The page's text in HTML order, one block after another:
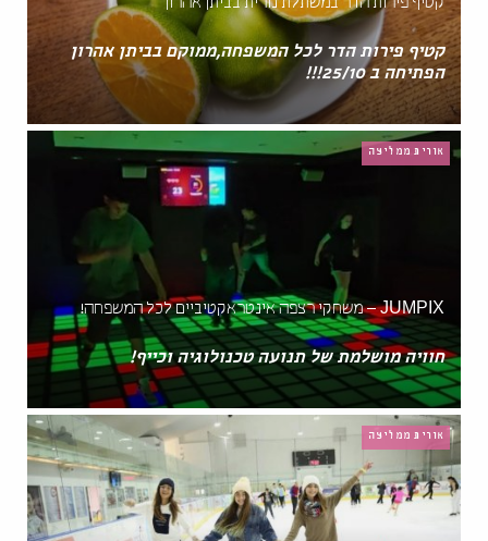
קטיף פירות הדר לכל המשפחה,ממוקם בביתן אהרון
הפתיחה ב 25/10!!!
אורית ממליצה
JUMPIX – משחקי רצפה אינטראקטיביים לכל המשפחה!
חוויה מושלמת של תנועה טכנולוגיה וכייף!
אורית ממליצה